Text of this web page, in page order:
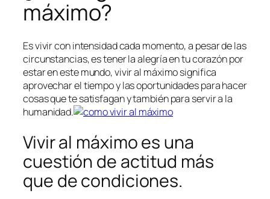
máximo?
Es vivir con intensidad cada momento, a pesar de las
circunstancias, es tener la alegría en tu corazón por
estar en este mundo, vivir al máximo significa
aprovechar el tiempo y las oportunidades para hacer
cosas que te satisfagan y también para servir a la
humanidad.
Vivir al máximo es una
cuestión de actitud más
que de condiciones.